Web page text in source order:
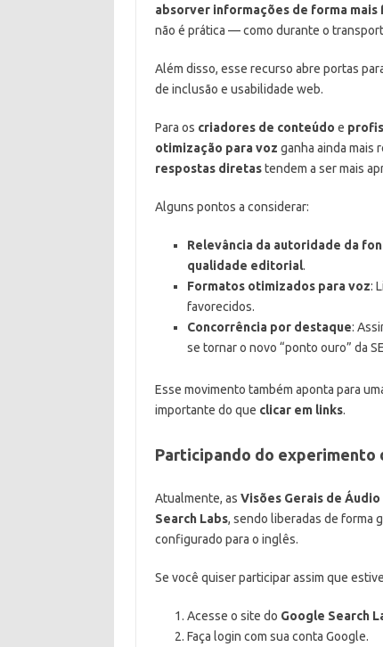
absorver informações de forma mais
não é prática — como durante o
Além disso, esse recurso abre portas
de inclusão e usabilidade web.
Para os criadores de conteúdo e
otimização para voz ganha ainda mais
respostas diretastendem a ser mais
Alguns pontos a considerar:
Relevância da autoridade da
qualidade editorial.
Formatos otimizados para voz:
favorecidos.
Concorrência por destaque:
se tornar o novo “ponto ouro” da
Esse movimento também aponta para
importante do que clicar em links.
Participando do experimento
Atualmente, as Visões Gerais de Áudio
Search Labs, sendo liberadas de forma
configurado para o inglês.
Se você quiser participar assim que
Acesse o site do Google Search
Faça login com sua conta Google.